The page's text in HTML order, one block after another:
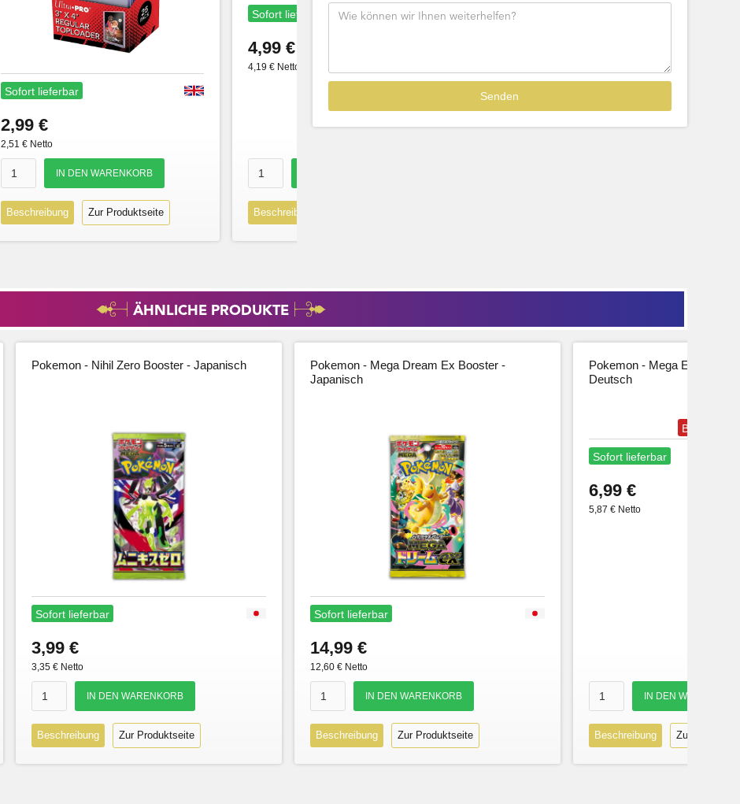
Sofort lieferbar
2,99 €
2,51 € Netto
Beschreibung Zur Produktseite
Sofort lieferbar
4,99 €
4,19 € Netto
Beschreibung
Sofort lieferbar
39,99
ÄHNLICHE PRODUKTE
Pokemon - Nihil Zero Booster - Japanisch
Sofort lieferbar
3,99 €
3,35 € Netto
Beschreibung Zur Produktseite
Pokemon - Mega Dream Ex Booster -
Japanisch
Sofort lieferbar
14,99 €
12,60 € Netto
Beschreibung Zur Produktseite
Pokemon - Mega
Deutsch
Bestseller
Sofort lieferbar
6,99 €
5,87 € Netto
Beschreibung Zur